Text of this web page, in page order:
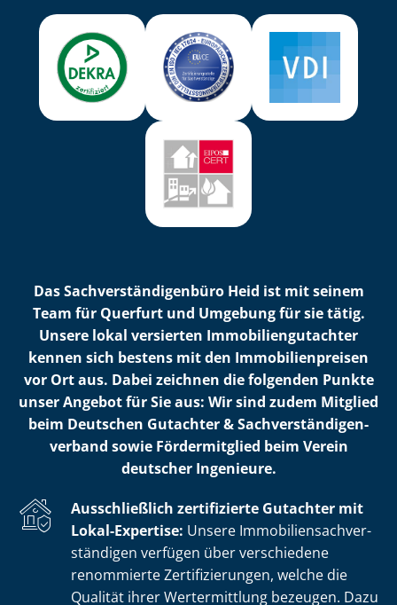
Das Sach­ver­stän­di­gen­bü­ro Heid ist mit seinem
Team für Querfurt und Umgebung für sie tätig.
Unsere lokal versierten Im­mo­bi­li­en­gut­ach­ter
kennen sich bestens mit den Im­mo­bi­li­en­prei­sen
vor Ort aus. Dabei zeichnen die folgenden Punkte
unser Angebot für Sie aus: Wir sind zudem Mitglied
beim Deutschen Gutachter & Sach­ver­stän­di­gen­
ver­band sowie Fördermitglied beim Verein
deutscher Ingenieure.
Ausschließlich zertifizierte Gutachter mit
Lokal-Expertise: Unsere Im­mo­bi­li­en­sach­ver­
stän­di­gen verfügen über verschiedene
renommierte Zer­ti­fi­zie­run­gen, welche die
Qualität ihrer Wertermittlung bezeugen. Dazu